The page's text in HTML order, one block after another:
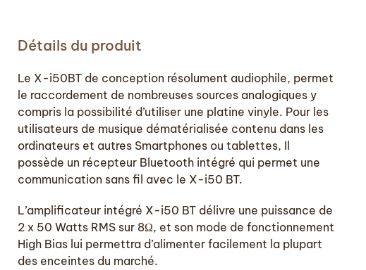
Détails du produit
Le X-i50BT de conception résolument audiophile, permet
le raccordement de nombreuses sources analogiques y
compris la possibilité d’utiliser une platine vinyle. Pour les
utilisateurs de musique dématérialisée contenu dans les
ordinateurs et autres Smartphones ou tablettes, Il
possède un récepteur Bluetooth intégré qui permet une
communication sans fil avec le X-i50 BT.
L’amplificateur intégré X-i50 BT délivre une puissance de
2 x 50 Watts RMS sur 8Ω, et son mode de fonctionnement
High Bias lui permettra d’alimenter facilement la plupart
des enceintes du marché.